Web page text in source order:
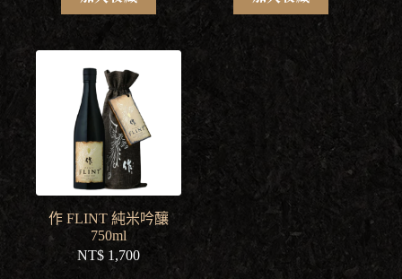
作 FLINT 純米吟釀
750ml
NT$ 1,700